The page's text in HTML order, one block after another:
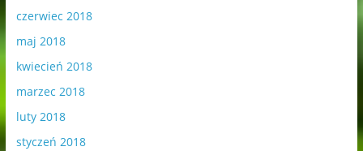
czerwiec 2018
maj 2018
kwiecień 2018
marzec 2018
luty 2018
styczeń 2018